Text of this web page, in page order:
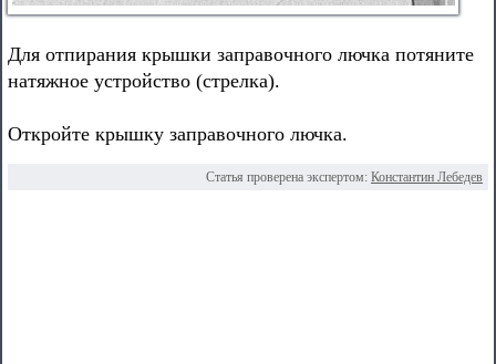
Для отпирания крышки заправочного лючка потяните
натяжное устройство (стрелка).
Откройте крышку заправочного лючка.
Статья проверена экспертом: Константин Лебедев